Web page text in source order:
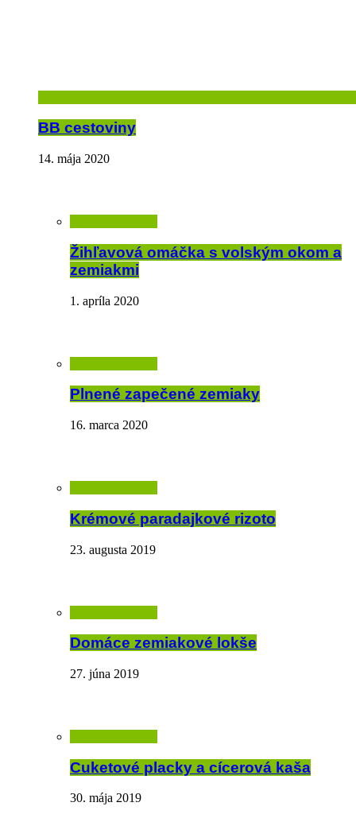
BB cestoviny
14. mája 2020
Žihľavová omáčka s volským okom a
zemiakmi
1. apríla 2020
Plnené zapečené zemiaky
16. marca 2020
Krémové paradajkové rizoto
23. augusta 2019
Domáce zemiakové lokše
27. júna 2019
Cuketové placky a cícerová kaša
30. mája 2019